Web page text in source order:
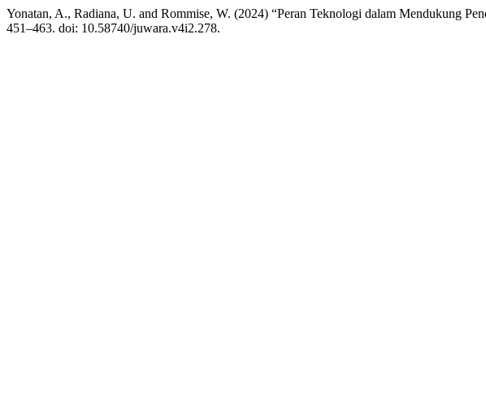
Yonatan, A., Radiana, U. and Rommise, W. (2024) “Peran Teknologi dalam Mendukung
451–463. doi: 10.58740/juwara.v4i2.278.